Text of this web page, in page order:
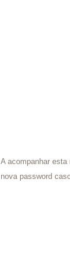
A acompanhar
nova password